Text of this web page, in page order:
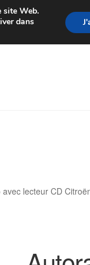
lundi au
lecteur CD
site Web.
dans